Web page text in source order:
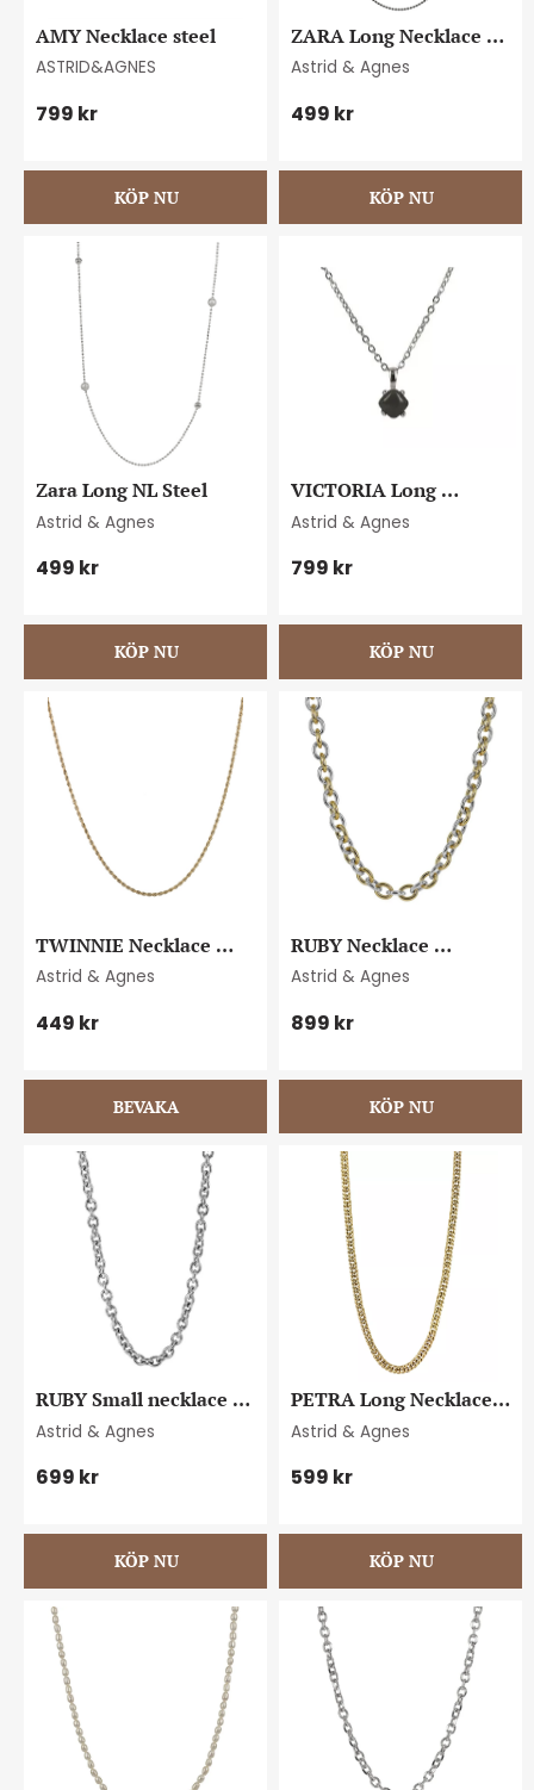
AMY Necklace steel
ASTRID&AGNES
799 kr
ZARA Long Necklace
Black
Astrid & Agnes
499 kr
Zara Long NL Steel
Astrid & Agnes
499 kr
VICTORIA Long
Necklace Steel/Grey
Astrid & Agnes
799 kr
TWINNIE Necklace
Gold
Astrid & Agnes
449 kr
RUBY Necklace
steel/gold
Astrid & Agnes
899 kr
RUBY Small necklace
steel
Astrid & Agnes
699 kr
PETRA Long Necklace
Gold
Astrid & Agnes
599 kr